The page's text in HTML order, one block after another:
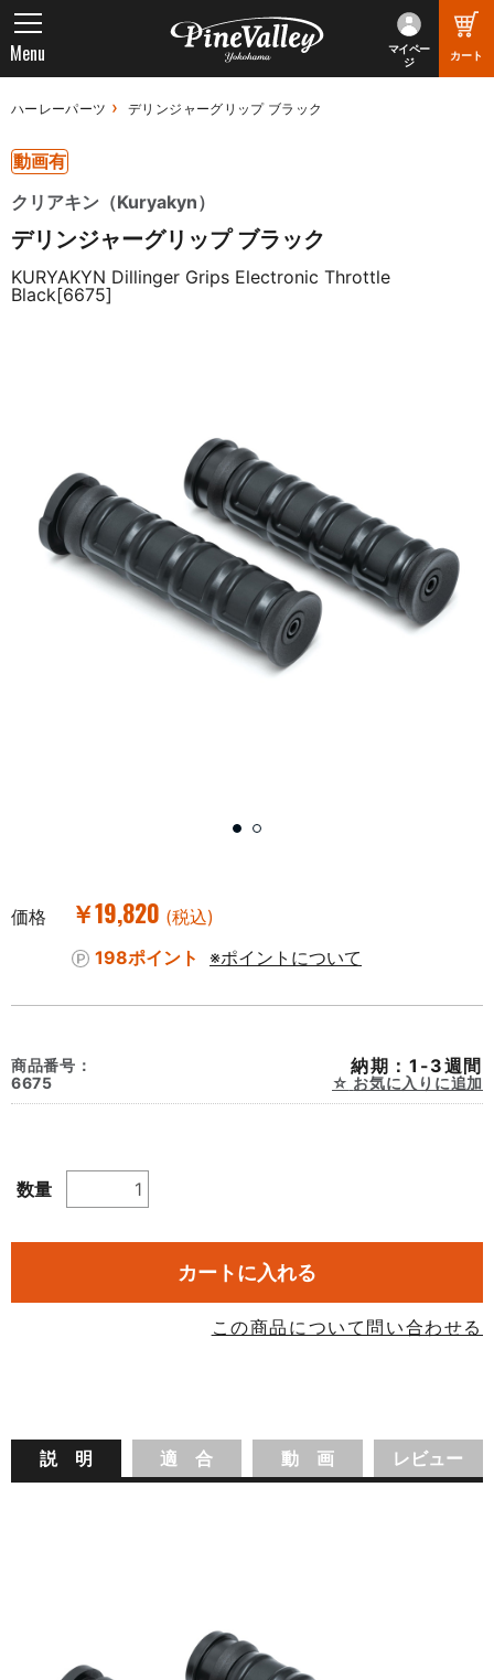
マイペー
ジ
カート
Menu
ハーレーパーツ デリンジャーグリップ ブラック
動画有
クリアキン（Kuryakyn）
デリンジャーグリップ ブラック
KURYAKYN Dillinger Grips Electronic Throttle
Black[6675]
価格 ￥19,820 (税込)
198ポイント
※ポイントについて
商品番号：
6675
納期：1-3週間
お気に入りに追加
数量
カートに入れる
この商品について問い合わせる
説 明 適 合 動 画 レビュー